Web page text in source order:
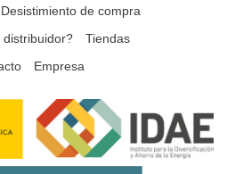
de compra
Tiendas
Empresa